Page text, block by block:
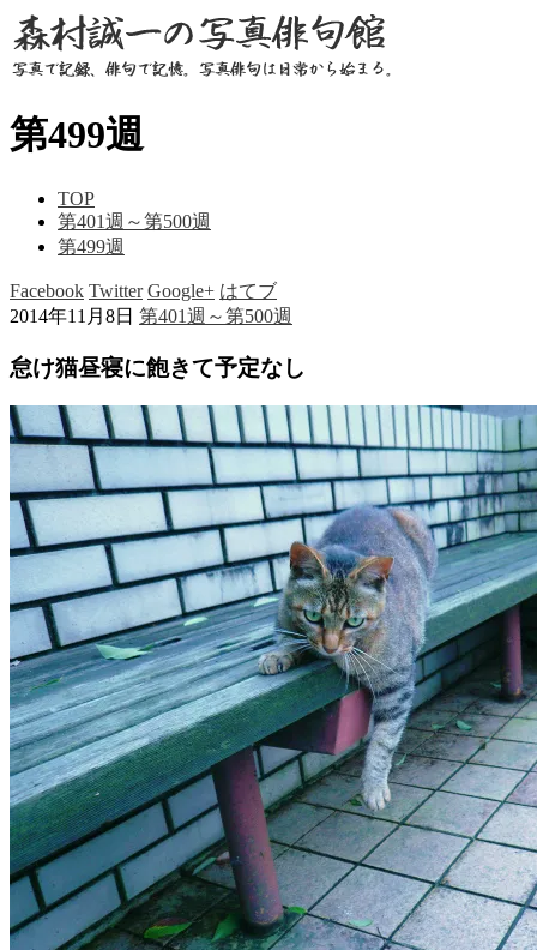
第499週
TOP
第401週～第500週
第499週
Facebook Twitter Google+ はてブ
2014年11月8日 第401週～第500週
怠け猫昼寝に飽きて予定なし